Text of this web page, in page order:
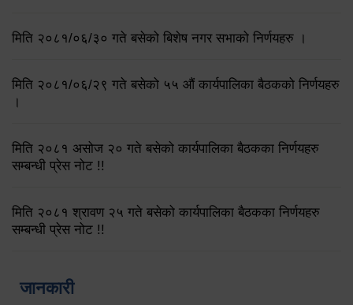
मिति २०८१/०६/३० गते बसेको बिशेष नगर सभाको निर्णयहरु ।
मिति २०८१/०६/२९ गते बसेको ५५ औं कार्यपालिका बैठकको निर्णयहरु
।
मिति २०८१ असोज २० गते बसेको कार्यपालिका बैठकका निर्णयहरु
सम्बन्धी प्रेस नोट !!
मिति २०८१ श्रावण २५ गते बसेको कार्यपालिका बैठकका निर्णयहरु
सम्बन्धी प्रेस नोट !!
जानकारी